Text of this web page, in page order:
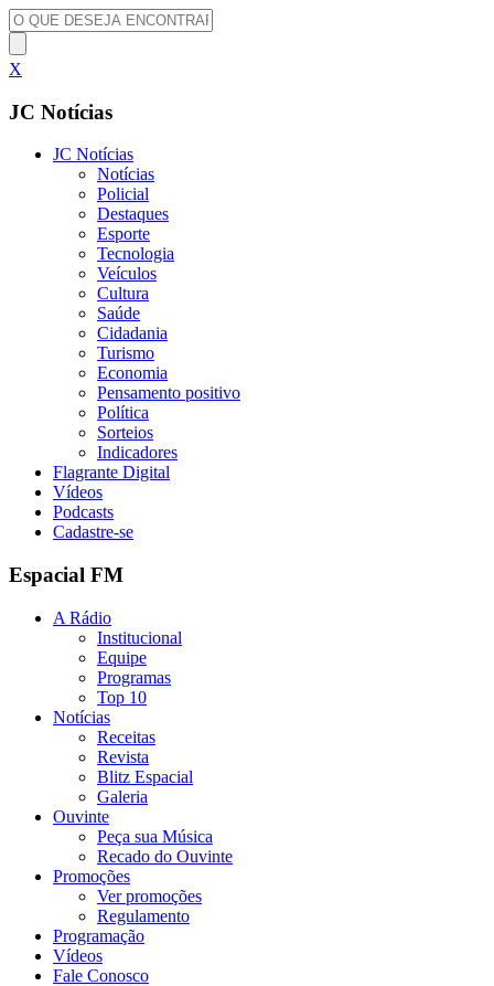
X
JC Notícias
JC Notícias
Notícias
Policial
Destaques
Esporte
Tecnologia
Veículos
Cultura
Saúde
Cidadania
Turismo
Economia
Pensamento positivo
Política
Sorteios
Indicadores
Flagrante Digital
Vídeos
Podcasts
Cadastre-se
Espacial FM
A Rádio
Institucional
Equipe
Programas
Top 10
Notícias
Receitas
Revista
Blitz Espacial
Galeria
Ouvinte
Peça sua Música
Recado do Ouvinte
Promoções
Ver promoções
Regulamento
Programação
Vídeos
Fale Conosco